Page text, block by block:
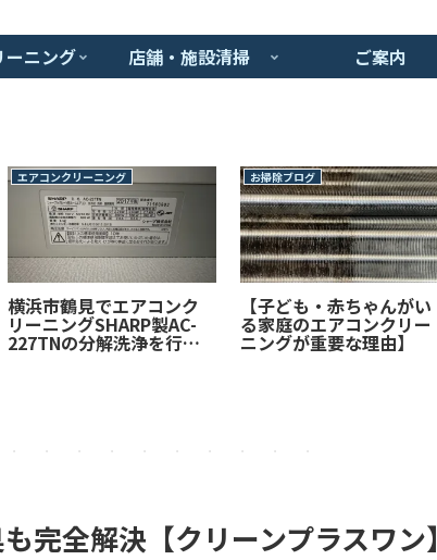
ーニング 店舗・施設清掃 ご案内
エアコンクリーニング
横浜市鶴見でエアコンク
リーニングSHARP製AC-
227TNの分解洗浄を行い
お掃除ブログ
【子ども・赤ちゃんがい
る家庭のエアコンクリー
ニングが重要な理由】
完全解決【クリーンプラスワン】